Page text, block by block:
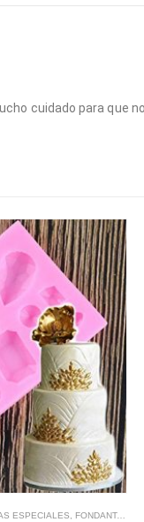
cuidado para que
ESPECIALES FONDANT,